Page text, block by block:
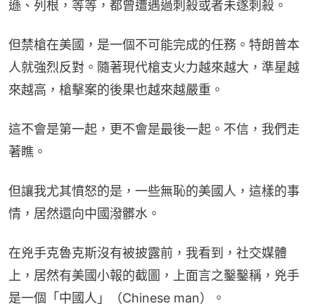
遜、列根，等等，都曾遭遇過刺殺或者未遂刺殺。
但禁槍在美國，是一個不可能完成的任務。特朗普本
人就強烈反對。隨著現代槍支火力越來越大，準星越
來越高，槍擊案的後果也越來越嚴重。
這不會是第一起，更不會是最後一起。不信，我們走
著瞧。
但讓我尤其憤怒的是，一些無恥的美國人，這樣的事
情，居然還向中國潑髒水。
在兇手克魯克斯沒有被披露前，我看到，社交媒體
上，居然有美國小報的截圖，上面言之鑿鑿稱，兇手
是一個「中國人」（Chinese man）。